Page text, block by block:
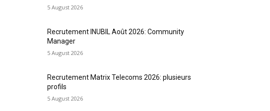
5 August 2026
Recrutement INUBIL Août 2026: Community
Manager
5 August 2026
Recrutement Matrix Telecoms 2026: plusieurs
profils
5 August 2026